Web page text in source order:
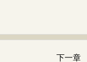
下一章